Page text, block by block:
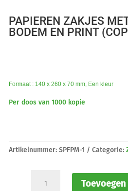
PAPIEREN ZAKJES
BODEM EN PRINT
Formaat : 140 x 260 x 70 mm, Een kleur
Per doos van 1000 kopie
Artikelnummer: SPFPM-1 Categorie:
zakjes